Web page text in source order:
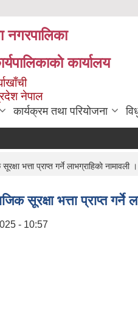
नगरपालिका
कार्यालय
नेपाल
कार्यक्रम तथा परियोजना
भत्ता प्राप्त गर्ने लाभग्राहिकाे नामावली
सूरक्षा भत्ता प्राप्त गर्ने
- 10:57